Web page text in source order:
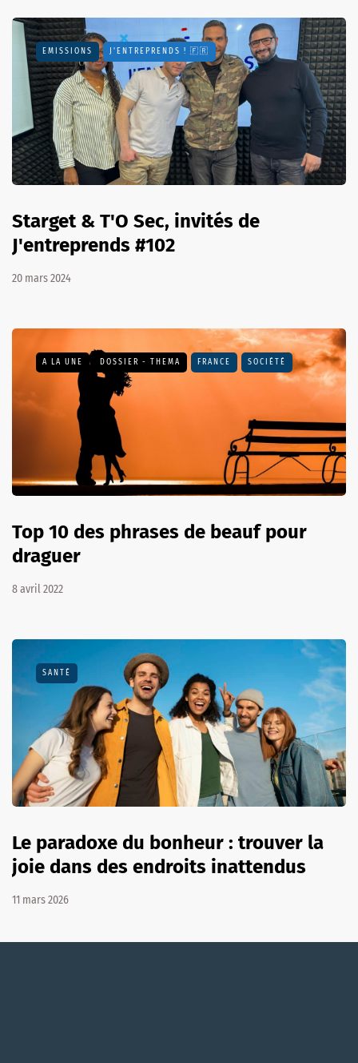
EMISSIONS J'ENTREPRENDS ! 🇫🇷
Starget & T'O Sec, invités de
J'entreprends #102
20 mars 2024
A LA UNE DOSSIER - THEMA FRANCE SOCIÉTÉ
Top 10 des phrases de beauf pour
draguer
8 avril 2022
SANTÉ
Le paradoxe du bonheur : trouver la
joie dans des endroits inattendus
11 mars 2026